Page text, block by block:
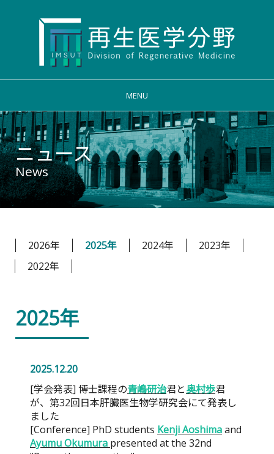
MENU
ニュース
News
2026年 2025年 2024年
2023年
2022年
2025年
2025.12.20
[学会発表] 博士課程の青嶋研治君と奥村歩君
が、第32回日本肝臓医生物学研究会にて発表し
ました
[Conference] PhD students Kenji Aoshimaand
Ayumu Okumura presented at the 32nd